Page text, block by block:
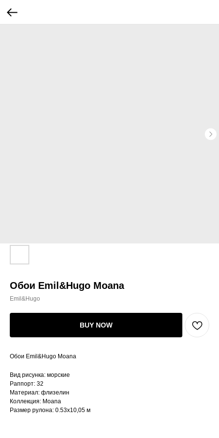
Обои Emil&Hugo Moana
Emil&Hugo
BUY NOW
Обои Emil&Hugo Moana
Вид рисунка: морские
Раппорт: 32
Материал: флизелин
Коллекция: Moana
Размер рулона: 0.53х10,05 м